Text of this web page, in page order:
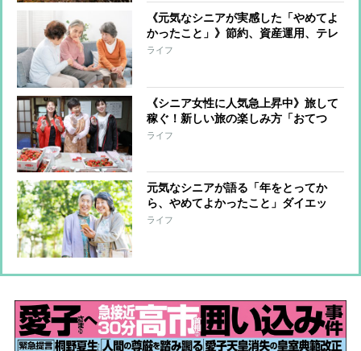
《元気なシニアが実感した「やめてよ
かったこと」》節約、資産運用、テレ
ビ、人間関係、下の世代への援助な
ライフ
《シニア女性に人気急上昇中》旅して
稼ぐ！新しい旅の楽しみ方「おてつ
旅」をオバ記者が体験レポート！「生
ライフ
元気なシニアが語る「年をとってか
ら、やめてよかったこと」ダイエッ
ト、減塩、ジム通い、病院通い、サプ
ライフ